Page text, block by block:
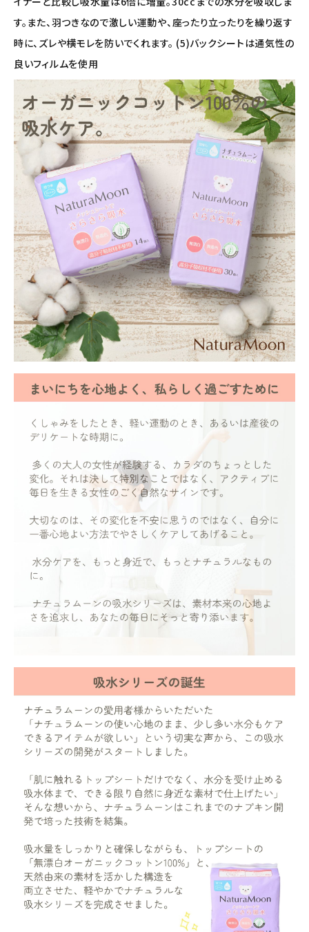
す。また、羽つきなので激しい運動や、座ったり立ったりを繰り返す
時に、ズレや横モレを防いでくれます。 (5)バックシートは通気性の
良いフィルムを使用